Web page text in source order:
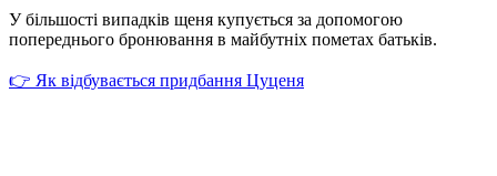
У більшості випадків щеня купується за допомогою
попереднього бронювання в майбутніх пометах батьків.
👉 Як відбувається придбання Цуценя